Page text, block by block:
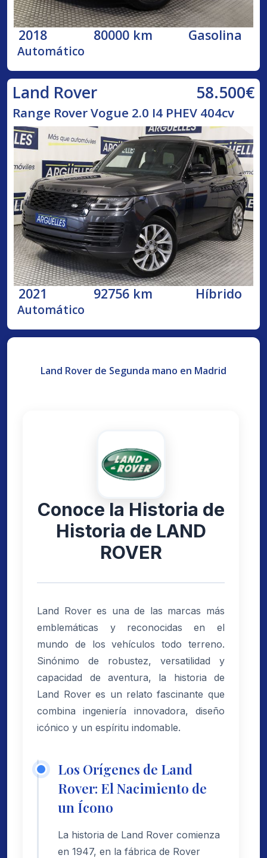
2018 80000 km Gasolina
Automático
Land Rover 58.500€
Range Rover Vogue 2.0 I4 PHEV 404cv
2021 92756 km Híbrido
Automático
Land Rover de Segunda mano en Madrid
Conoce la Historia de
Historia de LAND
ROVER
Land Rover es una de las marcas más
emblemáticas y reconocidas en el
mundo de los vehículos todo terreno.
Sinónimo de robustez, versatilidad y
capacidad de aventura, la historia de
Land Rover es un relato fascinante que
combina ingeniería innovadora, diseño
icónico y un espíritu indomable.
Los Orígenes de Land
Rover: El Nacimiento de
un Ícono
La historia de Land Rover comienza
en 1947, en la fábrica de Rover